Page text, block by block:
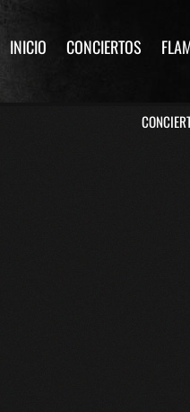
INICIO CONCIERTOS